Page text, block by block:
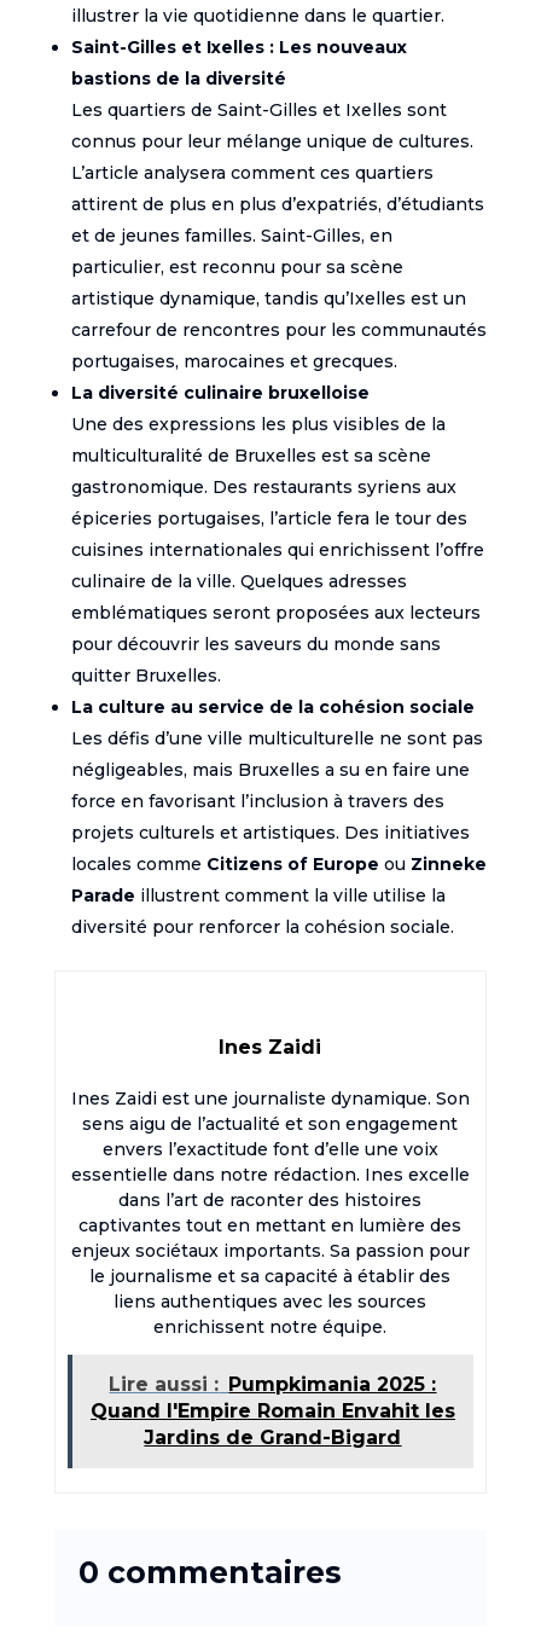
illustrer la vie quotidienne dans le quartier.
Saint-Gilles et Ixelles : Les nouveaux
bastions de la diversité
Les quartiers de Saint-Gilles et Ixelles sont
connus pour leur mélange unique de cultures.
L’article analysera comment ces quartiers
attirent de plus en plus d’expatriés, d’étudiants
et de jeunes familles. Saint-Gilles, en
particulier, est reconnu pour sa scène
artistique dynamique, tandis qu’Ixelles est un
carrefour de rencontres pour les communautés
portugaises, marocaines et grecques.
La diversité culinaire bruxelloise
Une des expressions les plus visibles de la
multiculturalité de Bruxelles est sa scène
gastronomique. Des restaurants syriens aux
épiceries portugaises, l’article fera le tour des
cuisines internationales qui enrichissent l’offre
culinaire de la ville. Quelques adresses
emblématiques seront proposées aux lecteurs
pour découvrir les saveurs du monde sans
quitter Bruxelles.
La culture au service de la cohésion sociale
Les défis d’une ville multiculturelle ne sont pas
négligeables, mais Bruxelles a su en faire une
force en favorisant l’inclusion à travers des
projets culturels et artistiques. Des initiatives
locales comme Citizens of Europe ou Zinneke
Parade illustrent comment la ville utilise la
diversité pour renforcer la cohésion sociale.
Ines Zaidi
Ines Zaidi est une journaliste dynamique. Son
sens aigu de l’actualité et son engagement
envers l’exactitude font d’elle une voix
essentielle dans notre rédaction. Ines excelle
dans l’art de raconter des histoires
captivantes tout en mettant en lumière des
enjeux sociétaux importants. Sa passion pour
le journalisme et sa capacité à établir des
liens authentiques avec les sources
enrichissent notre équipe.
Lire aussi : Pumpkimania 2025 :
Quand l'Empire Romain Envahit les
Jardins de Grand-Bigard
0 commentaires